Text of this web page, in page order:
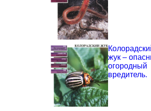
жук –
огородный
вредитель.